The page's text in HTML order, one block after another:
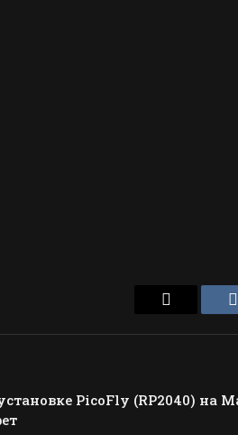
Email
PicoFly (RP2040) на